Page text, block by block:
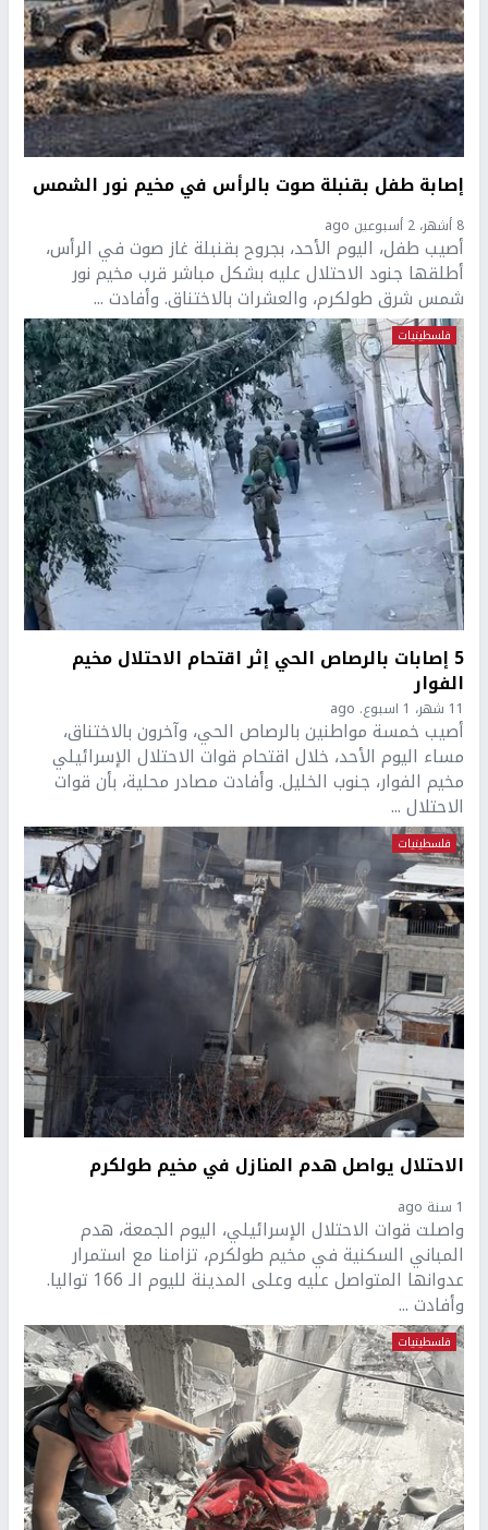
إصابة طفل بقنبلة صوت بالرأس في مخيم نور الشمس
8 أشهر، 2 أسبوعين ago
أصيب طفل، اليوم الأحد، بجروح بقنبلة غاز صوت في الرأس،
أطلقها جنود الاحتلال عليه بشكل مباشر قرب مخيم نور
شمس شرق طولكرم، والعشرات بالاختناق. وأفادت ...
فلسطينيات
5 إصابات بالرصاص الحي إثر اقتحام الاحتلال مخيم
الفوار
11 شهر، 1 اسبوع. ago
أصيب خمسة مواطنين بالرصاص الحي، وآخرون بالاختناق،
مساء اليوم الأحد، خلال اقتحام قوات الاحتلال الإسرائيلي
مخيم الفوار، جنوب الخليل. وأفادت مصادر محلية، بأن قوات
الاحتلال ...
فلسطينيات
الاحتلال يواصل هدم المنازل في مخيم طولكرم
1 سنة ago
واصلت قوات الاحتلال الإسرائيلي، اليوم الجمعة، هدم
المباني السكنية في مخيم طولكرم، تزامنا مع استمرار
عدوانها المتواصل عليه وعلى المدينة لليوم الـ 166 تواليا.
وأفادت ...
فلسطينيات